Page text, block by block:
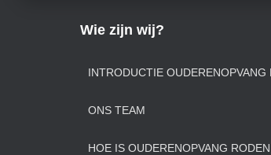
Wie zijn wij?
INTRODUCTIE OUDERENOPVANG
ONS TEAM
HOE IS OUDERENOPVANG